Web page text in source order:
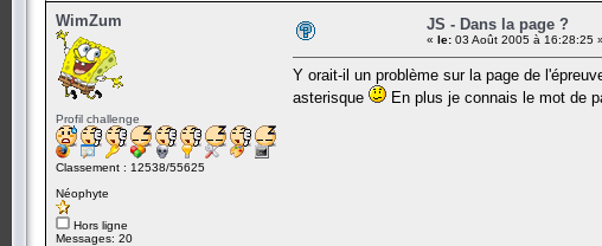
WimZum
Profil challenge
Classement : 12538/55625
Néophyte
Hors ligne
Messages: 20
JS - Dans la page ?
« le: 03 Août 2005 à 16:28:25 »
Y orait-il un problème sur la page de
asterisque
En plus je connais le mot de